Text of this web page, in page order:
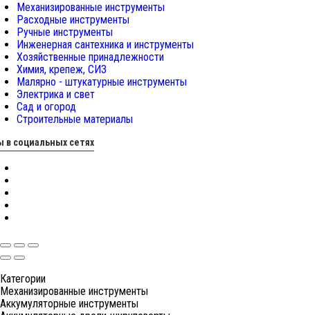
Механизированные инструменты
Расходные инструменты
Ручные инструменты
Инженерная сантехника и инструменты
Хозяйственные принадлежности
Химия, крепеж, СИЗ
Малярно - штукатурные инструменты
Электрика и свет
Сад и огород
Строительные материалы
в социальных сетях
Категории
Механизированные инструменты
Аккумуляторные инструменты